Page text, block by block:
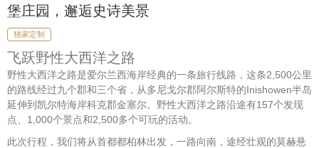
堡庄园，邂逅史诗美景
独家定制
飞跃野性大西洋之路
野性大西洋之路是爱尔兰西海岸经典的一条旅行线路，这条2,500公里
的路线经过九个郡和三个省，从多尼戈尔郡阿尔斯特的Inishowen半岛
延伸到凯尔特海岸科克郡金塞尔。野性大西洋之路沿途有157个发现
点、1,000个景点和2,500多个可玩的活动。
此次行程，我们将从首都都柏林出发，一路向南，途经壮观的莫赫悬